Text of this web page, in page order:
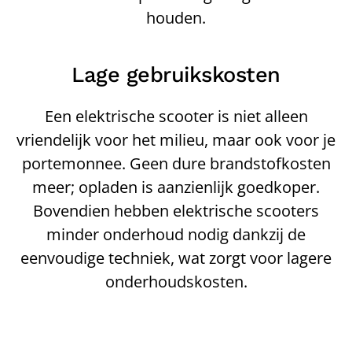
houden.
Lage gebruikskosten
Een elektrische scooter is niet alleen
vriendelijk voor het milieu, maar ook voor je
portemonnee. Geen dure brandstofkosten
meer; opladen is aanzienlijk goedkoper.
Bovendien hebben elektrische scooters
minder onderhoud nodig dankzij de
eenvoudige techniek, wat zorgt voor lagere
onderhoudskosten.